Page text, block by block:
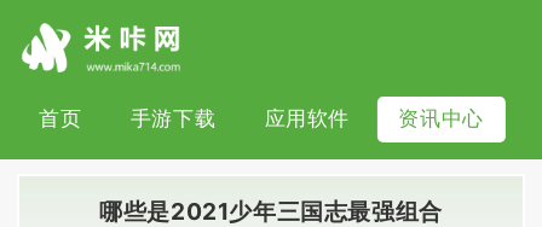
首页 手游下载 应用软件 资讯中心
哪些是2021少年三国志最强组合